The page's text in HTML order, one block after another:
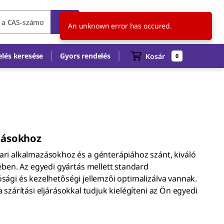
HU HU
keresése Gyors rendelés Kosár 0
alkalmazásokhoz és a génterápiához szánt, kiváló
Az egyedi gyártás mellett standard
és kezelhetőségi jellemzői optimalizálva vannak.
eljárásokkal tudjuk kielégíteni az Ön egyedi
An unknown error has occured.